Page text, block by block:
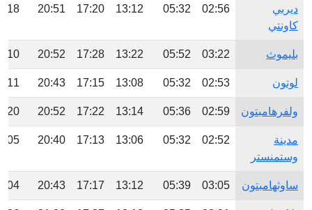
ديربي
كاونتي
02:56
05:32
13:12
17:20
20:51
بليموث 03:22
05:52
13:22
17:28
20:52
لوتون 02:53
05:32
13:08
17:15
20:43
ولفرهامبتون 02:59
05:36
13:14
17:22
20:52
مدينة
وستمنستر
02:52
05:32
13:06
17:13
20:40
ساوثهامبتون 03:05
05:39
13:12
17:17
20:43